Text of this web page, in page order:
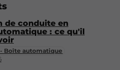
Boîte automatique
de conduite en
: ce qu'il